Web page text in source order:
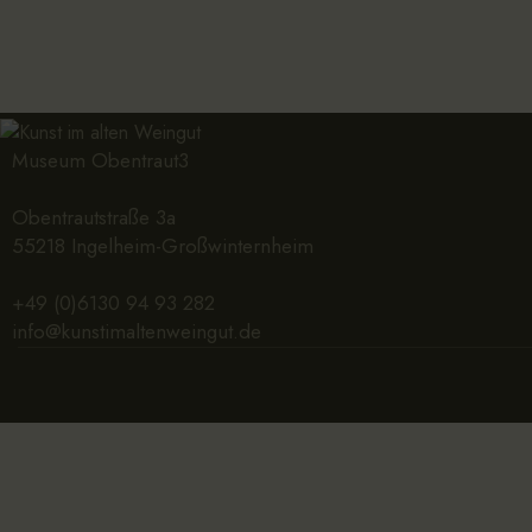
Museum Obentraut3
Obentrautstraße 3a
55218 Ingelheim-Großwinternheim
+49 (0)6130 94 93 282
info@kunstimaltenweingut.de